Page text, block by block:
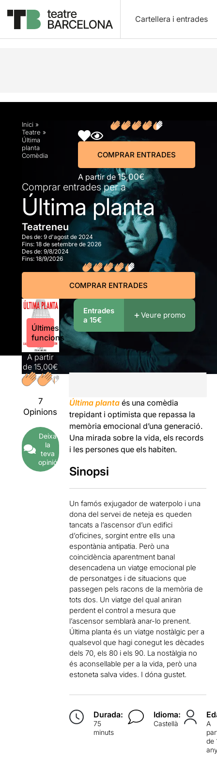
Cartellera i entrades
Descripció Horaris Fitxa artística Fotos i
Inici »
Teatre »
Última
planta
Comèdia
A partir de15,00€
COMPRAR ENTRADES
Comprar entrades per a
Última planta
Teatreneu
Des de: 9 d'agost de 2024
Fins: 18 de setembre de 2026
Des de: 9/8/2024
Fins: 18/9/2026
COMPRAR ENTRADES
Últimes
funcions
A partir
de 15,00€
7
Opinions
Deixa
la
teva
opinió
Entrades
a 15€
Veure promo
Última plantaés una comèdia
trepidant i optimista que repassa la
memòria emocional d’una generació.
Una mirada sobre la vida, els records
i les persones que els habiten.
Sinopsi
Un famós exjugador de waterpolo i una
dona del servei de neteja es queden
tancats a l’ascensor d’un edifici
d’oficines, sorgint entre ells una
espontània antipatia. Però una
coincidència aparentment banal
desencadena un viatge emocional ple
de personatges i de situacions que
passegen pels racons de la memòria de
tots dos. Un viatge del qual aniran
perdent el control a mesura que
l’ascensor semblarà anar-lo prenent.
Última planta és un viatge nostàlgic per a
qualsevol que hagi conegut les dècades
dels 70, els 80 i els 90. La nostàlgia no
és aconsellable per a la vida, però una
estoneta salva vides. I dóna gustet.
Durada:
75
minuts
Idioma:
Castellà
A
de